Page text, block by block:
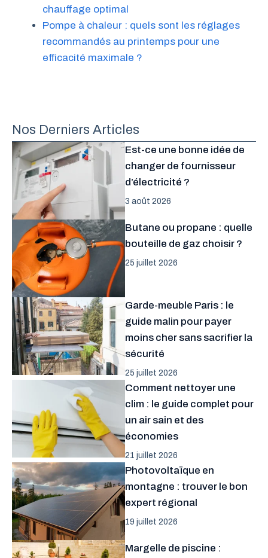
chauffage optimal
Pompe à chaleur : quels sont les réglages
recommandés au printemps pour une
efficacité maximale ?
Nos Derniers Articles
Est-ce une bonne idée de
changer de fournisseur
d’électricité ?
3 août 2026
Butane ou propane : quelle
bouteille de gaz choisir ?
25 juillet 2026
Garde-meuble Paris : le
guide malin pour payer
moins cher sans sacrifier la
sécurité
25 juillet 2026
Comment nettoyer une
clim : le guide complet pour
un air sain et des
économies
21 juillet 2026
Photovoltaïque en
montagne : trouver le bon
expert régional
19 juillet 2026
Margelle de piscine :